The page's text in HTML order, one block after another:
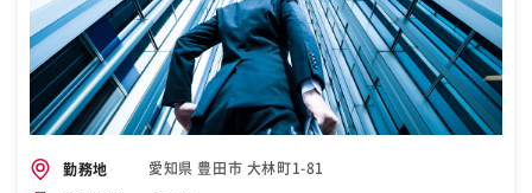
休日数125日、車通勤が可能です。 変更の範囲：会社の定める業務
［自衛隊・転職・求人］
勤務地 愛知県 豊田市 大林町1-81